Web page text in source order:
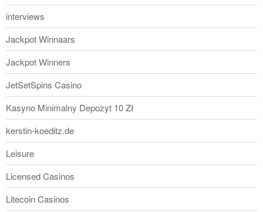
interviews
Jackpot Winnaars
Jackpot Winners
JetSetSpins Casino
Kasyno Minimalny Depozyt 10 Zł
kerstin-koeditz.de
Leisure
Licensed Casinos
Litecoin Casinos